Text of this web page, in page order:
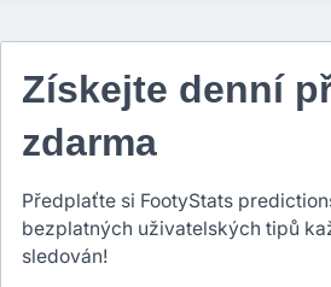
Získejte denní
zdarma
Předplaťte si FootyStats
bezplatných uživatelských tipů
sledován!